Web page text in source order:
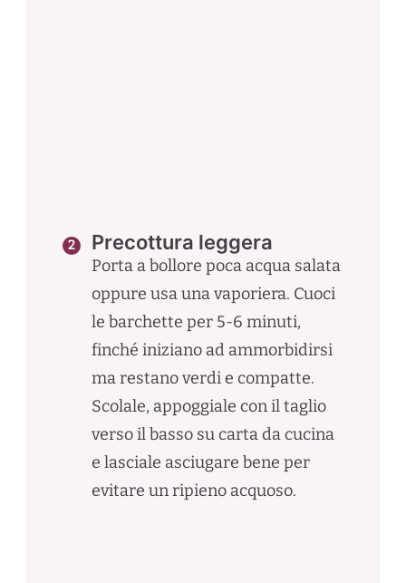
Precottura leggera
Porta a bollore poca acqua salata
oppure usa una vaporiera. Cuoci
le barchette per 5-6 minuti,
finché iniziano ad ammorbidirsi
ma restano verdi e compatte.
Scolale, appoggiale con il taglio
verso il basso su carta da cucina
e lasciale asciugare bene per
evitare un ripieno acquoso.